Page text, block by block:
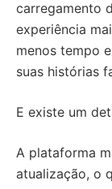
carregamento
experiência
menos tempo
suas histórias
E existe um
A plataforma
atualização, o